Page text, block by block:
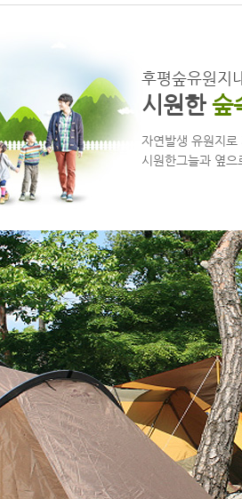
후평숲유원지
시원한 숲
자연발생 유원지로
시원한그늘과 옆으